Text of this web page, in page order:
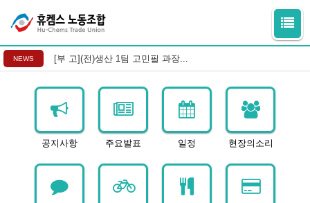
NEWS [부 고](전)생산 1팀 고민필 과장...
공지사항 주요발표 일정 현장의소리